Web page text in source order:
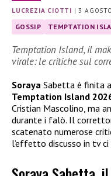
LUCREZIA CIOTTI |3
GOSSIP TEMPTATION
Temptation Island, il
virale: le critiche sul
Soraya Sabetta è finita
Temptation Island
Cristian Mascolino, ma
durante i falò. Il
scatenato numerose
l’effetto discusso in tv ci